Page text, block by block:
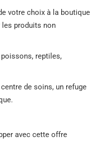
votre choix à la boutique
les produits non
reptiles,
de soins, un refuge
avec cette offre